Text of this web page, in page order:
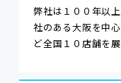
弊社は１００年以
社のある大阪を中
ど全国１０店舗を